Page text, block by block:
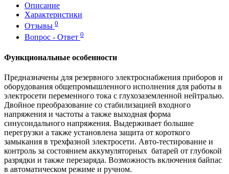
Описание
Характеристики
Отзывы 0
Вопрос - Ответ 0
Функциональные особенности
Предназначены для резервного электроснабжения приборов и
оборудования общепромышленного исполнения для работы в
электросети переменного тока с глухозаземленной нейтралью.
Двойное преобразование со стабилизацией входного
напряжения и частоты а также выходная форма
синусоидального напряжения. Выдерживает большие
перегрузки а также установлена защита от короткого
замыкания в трехфазной электросети. Авто-тестирование и
контроль за состоянием аккумуляторных батарей от глубокой
разрядки и также перезаряда. Возможность включения байпас
в автоматическом режиме и ручном.